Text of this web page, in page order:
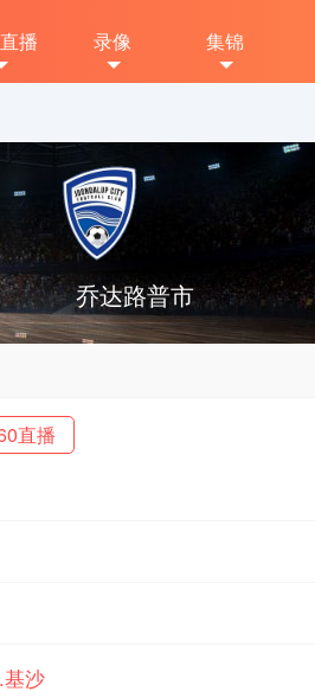
播 录像 集锦
乔达路普市
直播
基沙